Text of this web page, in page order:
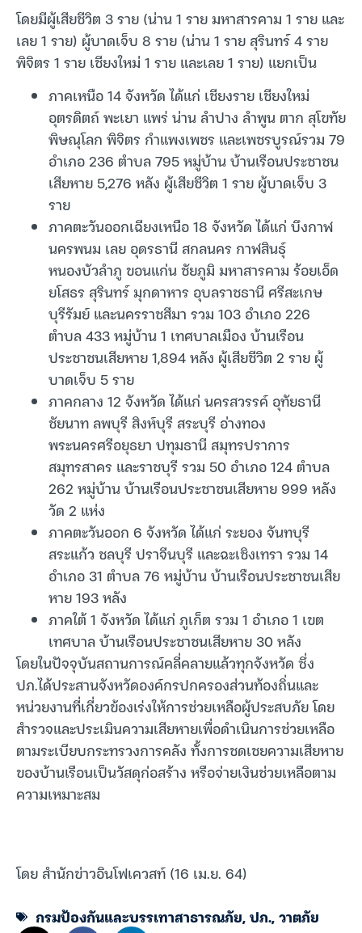
โดยมีผู้เสียชีวิต 3 ราย (น่าน 1 ราย มหาสารคาม 1 ราย และ
เลย 1 ราย) ผู้บาดเจ็บ 8 ราย (น่าน 1 ราย สุรินทร์ 4 ราย
พิจิตร 1 ราย เชียงใหม่ 1 ราย และเลย 1 ราย) แยกเป็น
ภาคเหนือ 14 จังหวัด ได้แก่ เชียงราย เชียงใหม่
อุตรดิตถ์ พะเยา แพร่ น่าน ลำปาง ลำพูน ตาก สุโขทัย
พิษณุโลก พิจิตร กำแพงเพชร และเพชรบูรณ์รวม 79
อำเภอ 236 ตำบล 795 หมู่บ้าน บ้านเรือนประชาชน
เสียหาย 5,276 หลัง ผู้เสียชีวิต 1 ราย ผู้บาดเจ็บ 3
ราย
ภาคตะวันออกเฉียงเหนือ 18 จังหวัด ได้แก่ บึงกาฬ
นครพนม เลย อุดรธานี สกลนคร กาฬสินธุ์
หนองบัวลำภู ขอนแก่น ชัยภูมิ มหาสารคาม ร้อยเอ็ด
ยโสธร สุรินทร์ มุกดาหาร อุบลราชธานี ศรีสะเกษ
บุรีรัมย์ และนครราชสีมา รวม 103 อำเภอ 226
ตำบล 433 หมู่บ้าน 1 เทศบาลเมือง บ้านเรือน
ประชาชนเสียหาย 1,894 หลัง ผู้เสียชีวิต 2 ราย ผู้
บาดเจ็บ 5 ราย
ภาคกลาง 12 จังหวัด ได้แก่ นครสวรรค์ อุทัยธานี
ชัยนาท ลพบุรี สิงห์บุรี สระบุรี อ่างทอง
พระนครศรีอยุธยา ปทุมธานี สมุทรปราการ
สมุทรสาคร และราชบุรี รวม 50 อำเภอ 124 ตำบล
262 หมู่บ้าน บ้านเรือนประชาชนเสียหาย 999 หลัง
วัด 2 แห่ง
ภาคตะวันออก 6 จังหวัด ได้แก่ ระยอง จันทบุรี
สระแก้ว ชลบุรี ปราจีนบุรี และฉะเชิงเทรา รวม 14
อำเภอ 31 ตำบล 76 หมู่บ้าน บ้านเรือนประชาชนเสีย
หาย 193 หลัง
ภาคใต้ 1 จังหวัด ได้แก่ ภูเก็ต รวม 1 อำเภอ 1 เขต
เทศบาล บ้านเรือนประชาชนเสียหาย 30 หลัง
โดยในปัจจุบันสถานการณ์คลี่คลายแล้วทุกจังหวัด ซึ่ง
ปภ.ได้ประสานจังหวัดองค์กรปกครองส่วนท้องถิ่นและ
หน่วยงานที่เกี่ยวข้องเร่งให้การช่วยเหลือผู้ประสบภัย โดย
สำรวจและประเมินความเสียหายเพื่อดำเนินการช่วยเหลือ
ตามระเบียบกระทรวงการคลัง ทั้งการชดเชยความเสียหาย
ของบ้านเรือนเป็นวัสดุก่อสร้าง หรือจ่ายเงินช่วยเหลือตาม
ความเหมาะสม
โดย สำนักข่าวอินโฟเควสท์ (16 เม.ย. 64)
กรมป้องกันและบรรเทาสาธารณภัย,ปภ.,วาตภัย